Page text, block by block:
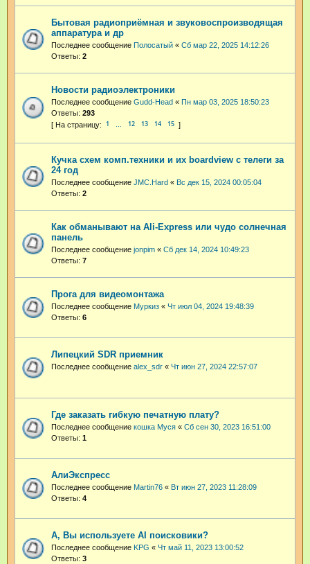
Бытовая радиоприёмная и звуковоспроизводящая
аппаратура и др
Последнее сообщение Полосатый « Сб мар 22, 2025 14:12:26
Ответы: 2
Новости радиоэлектроники
Последнее сообщение Gudd-Head « Пн мар 03, 2025 18:50:23
Ответы: 293
1 12 13 14 15
Кучка схем комп.техники и их boardview с телеги за
24 год
Последнее сообщение JMC.Hard « Вс дек 15, 2024 00:05:04
Ответы: 2
Как обманывают на Ali-Express или чудо солнечная
панель
Последнее сообщение jonpim « Сб дек 14, 2024 10:49:23
Ответы: 7
Прога для видеомонтажа
Последнее сообщение Муркиз « Чт июл 04, 2024 19:48:39
Ответы: 6
Липецкий SDR приемник
Последнее сообщение alex_sdr « Чт июн 27, 2024 22:57:07
Где заказать гибкую печатную плату?
Последнее сообщение кошка Муся « Сб сен 30, 2023 16:51:00
Ответы: 1
АлиЭкспресс
Последнее сообщение Martin76 « Вт июн 27, 2023 11:28:09
Ответы: 4
А, Вы используете AI поисковики?
Последнее сообщение KPG « Чт май 11, 2023 13:00:52
Ответы: 3